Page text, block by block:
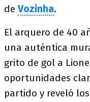
de Vozinha.
El arquero de 40
una auténtica
grito de gol a
oportunidades
partido y reveló